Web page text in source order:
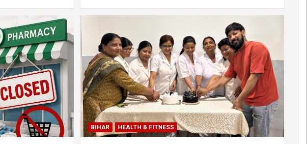
BIHAR HEALTH & FITNESS